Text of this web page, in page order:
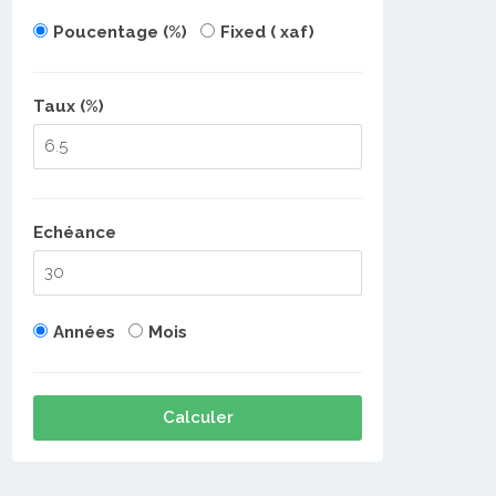
Poucentage (%) Fixed ( xaf)
Taux (%)
Echéance
Années Mois
Calculer